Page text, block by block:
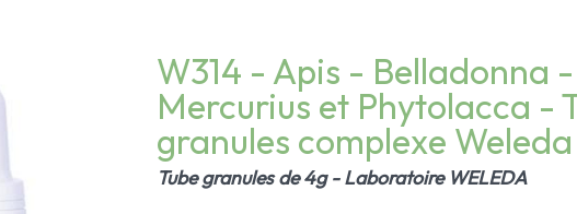
W314 - Apis - Belladonna
Mercurius et Phytolacca -
granules complexe Weleda
Tube granules de 4g - Laboratoire WELEDA